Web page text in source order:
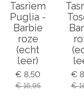
Tasriem
Puglia -
Barbie
roze
(echt
leer)
€ 8,50
€ 16,95
€
€